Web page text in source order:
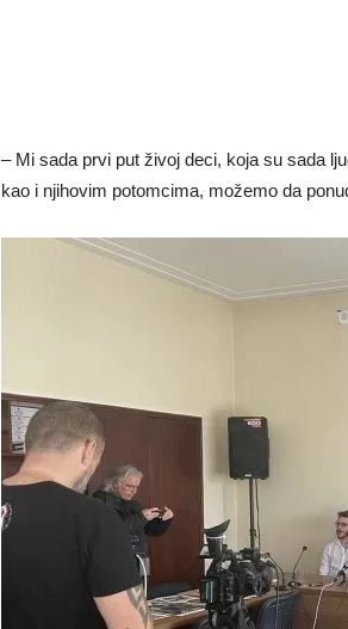
– Mi sada prvi put živoj deci, koja su sada
kao i njihovim potomcima, možemo da